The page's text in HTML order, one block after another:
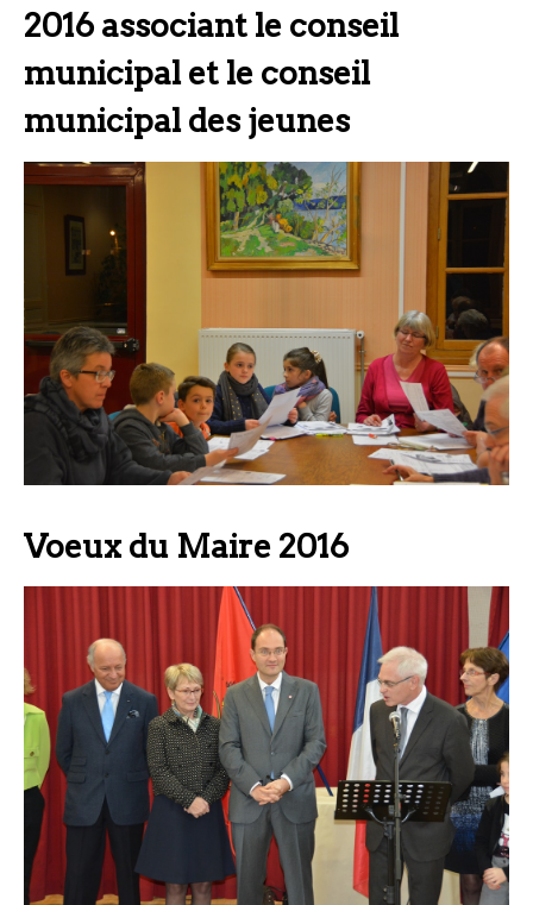
2016 associant le conseil
municipal et le conseil
municipal des jeunes
Voeux du Maire 2016